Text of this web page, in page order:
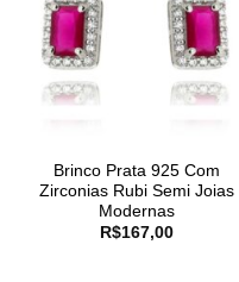
Brinco Prata 925 Com
Zirconias Rubi Semi Joias
Modernas
R$167,00